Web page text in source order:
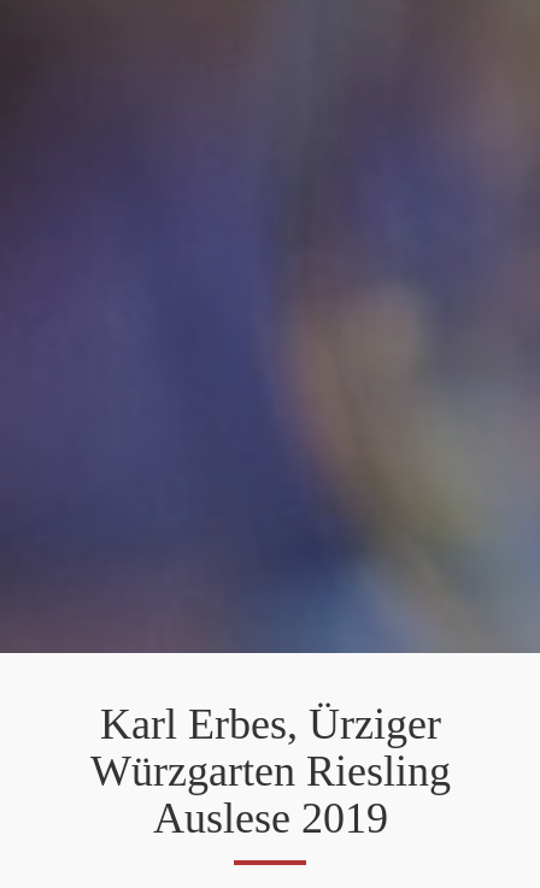
Karl Erbes, Ürziger
Würzgarten Riesling
Auslese 2019